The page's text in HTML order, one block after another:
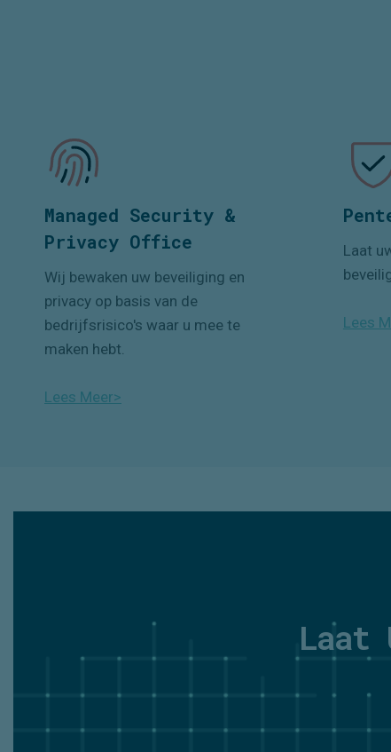
Managed Security &
Privacy Office
Wij bewaken uw beveiliging en
privacy op basis van de
bedrijfsrisico's waar u mee te
maken hebt.
Lees Meer>
Laat
Lees
Laat